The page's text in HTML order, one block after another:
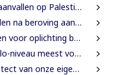
journalisten in juli
aan Rijsdijkweg
vrouw in centrum Paramaribo
onder landbouwers
onze eigen rampen